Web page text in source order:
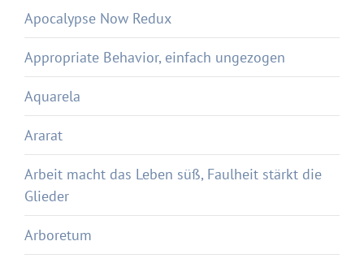
Apocalypse Now Redux
Appropriate Behavior, einfach ungezogen
Aquarela
Ararat
Arbeit macht das Leben süß, Faulheit stärkt die
Glieder
Arboretum